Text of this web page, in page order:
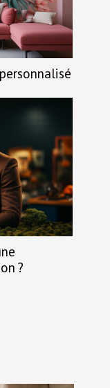
?